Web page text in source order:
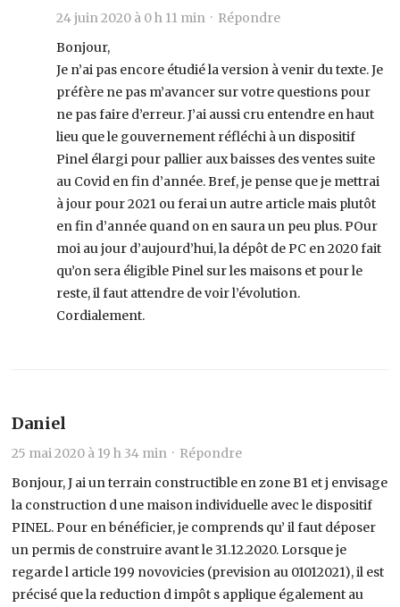
24 juin 2020 à 0 h 11 min · Répondre
Bonjour,
Je n’ai pas encore étudié la version à venir du texte. Je
préfère ne pas m’avancer sur votre questions pour
ne pas faire d’erreur. J’ai aussi cru entendre en haut
lieu que le gouvernement réfléchi à un dispositif
Pinel élargi pour pallier aux baisses des ventes suite
au Covid en fin d’année. Bref, je pense que je mettrai
à jour pour 2021 ou ferai un autre article mais plutôt
en fin d’année quand on en saura un peu plus. POur
moi au jour d’aujourd’hui, la dépôt de PC en 2020 fait
qu’on sera éligible Pinel sur les maisons et pour le
reste, il faut attendre de voir l’évolution.
Cordialement.
Daniel
25 mai 2020 à 19 h 34 min · Répondre
Bonjour, J ai un terrain constructible en zone B1 et j envisage
la construction d une maison individuelle avec le dispositif
PINEL. Pour en bénéficier, je comprends qu’ il faut déposer
un permis de construire avant le 31.12.2020. Lorsque je
regarde l article 199 novovicies (prevision au 01012021), il est
précisé que la reduction d impôt s applique également au